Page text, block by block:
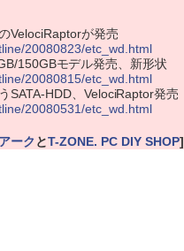
VelociRaptorが発売
20080823/etc_wd.html
150GBモデル発売、新形状
20080815/etc_wd.html
SATA-HDD、VelociRaptor発売
20080531/etc_wd.html
ーク とT-ZONE. PC DIY SHOP]